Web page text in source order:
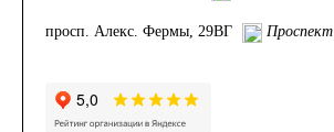
просп. Алекс. Фермы, 29ВГ